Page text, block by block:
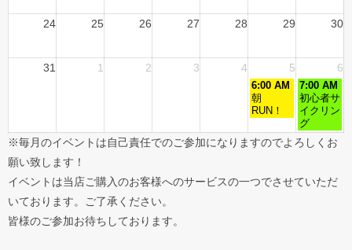
24 25 26 27 28 29 30
31 1 2 3 4 5 6
6:00 AM
朝
RUN！
7:00 AM
初心者サ
イクリン
グ
※毎月のイベントは自己責任でのご参加になりますのでよろしくお
願い致します！
イベントは当店ご購入のお客様へのサービスの一つでさせていただ
いております。ご了承ください。
皆様のご参加お待ちしております。